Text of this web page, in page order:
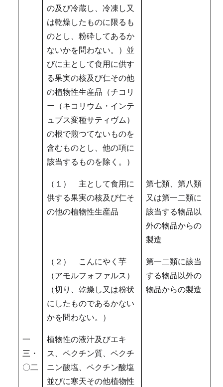
の及び冷蔵し、冷凍し又
は乾燥したものに限るも
のとし、粉砕してあるか
ないかを問わない。）並
びに主として食用に供す
る果実の核及び仁その他
の植物性生産品（チコリ
ー（キコリウム・インテ
ュブス変種サティヴム）
の根で煎つてないものを
含むものとし、他の項に
該当するものを除く。）
（１） 主として食用に
供する果実の核及び仁そ
の他の植物性生産品
第七類、第八類
又は第一二類に
該当する物品以
外の物品からの
製造
（２） こんにやく芋
（アモルフォファルス）
（切り、乾燥し又は粉状
にしたものであるかない
かを問わない。）
第一二類に該当
する物品以外の
物品からの製造
一
三・
〇二
植物性の液汁及びエキ
ス、ペクチン質、ペクチ
ニン酸塩、ペクチン酸塩
並びに寒天その他植物性